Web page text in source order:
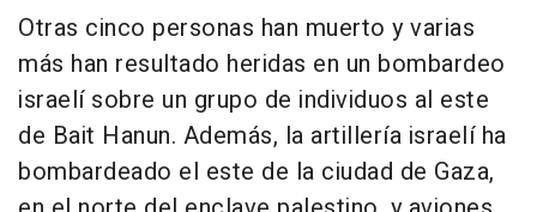
Otras cinco personas han muerto y varias
más han resultado heridas en un bombardeo
israelí sobre un grupo de individuos al este
de Bait Hanun. Además, la artillería israelí ha
bombardeado el este de la ciudad de Gaza,